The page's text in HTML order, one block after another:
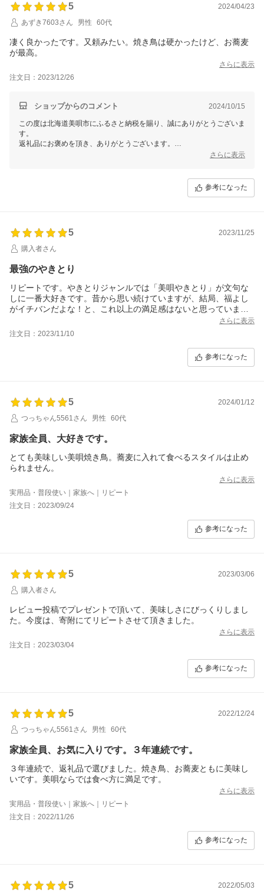
5
2024/04/23
あずき7603さん
男性 60代
凄く良かったです。又頼みたい。焼き鳥は硬かったけど、お蕎麦
が最高。
さらに表示
注文日：2023/12/26
ショップからのコメント 2024/10/15
この度は北海道美唄市にふるさと納税を賜り、誠にありがとうございま
す。
返礼品にお褒めを頂き、ありがとうございます。
さらに表示
参考になった
5
2023/11/25
購入者さん
最強のやきとり
リピートです。やきとりジャンルでは「美唄やきとり」が文句な
しに一番大好きです。昔から思い続けていますが、結局、福よし
がイチバンだよな！と、これ以上の満足感はないと思っていま
す。お店に行って食べるのが最高ですけれども、内地まで送って
もらえるなんて素晴らしいです。ありがとうございます。蕎麦と
きました。たまらなく旨いんです。寒くなってくると無性に食べ
さらに表示
注文日：2023/11/10
参考になった
5
2024/01/12
つっちゃん5561さん
男性 60代
家族全員、大好きです。
とても美味しい美唄焼き鳥。蕎麦に入れて食べるスタイルは止め
られません。
さらに表示
実用品・普段使い｜家族へ｜リピート
注文日：2023/09/24
参考になった
5
2023/03/06
購入者さん
レビュー投稿でプレゼントで頂いて、美味しさにびっくりしまし
た。今度は、寄附にてリピートさせて頂きました。
さらに表示
注文日：2023/03/04
参考になった
5
2022/12/24
つっちゃん5561さん
男性 60代
家族全員、お気に入りです。３年連続です。
３年連続で、返礼品で選びました。焼き鳥、お蕎麦ともに美味し
いです。美唄ならでは食べ方に満足です。
さらに表示
実用品・普段使い｜家族へ｜リピート
注文日：2022/11/26
参考になった
5
2022/05/03